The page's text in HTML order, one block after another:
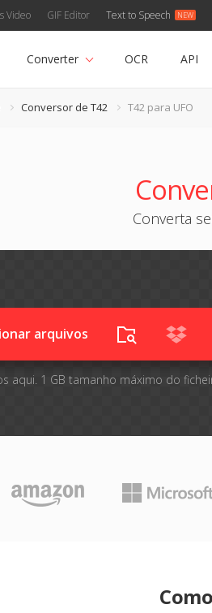
Video GIF Editor Text to Speech
Converter OCR API
Conversor de T42 T42 para UFO
Converta
arquivos
aqui. 1 GB tamanho máximo do